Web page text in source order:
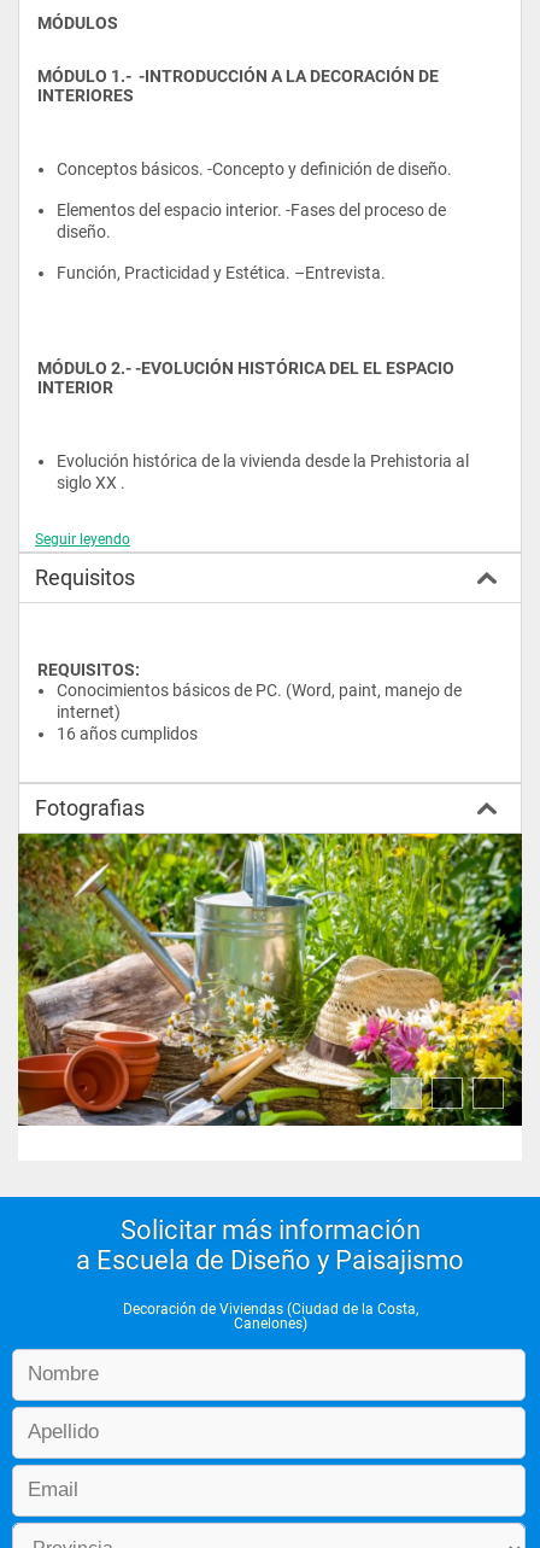
MÓDULOS
MÓDULO 1.-  -INTRODUCCIÓN A LA DECORACIÓN DE
INTERIORES
Conceptos básicos. -Concepto y definición de diseño.
Elementos del espacio interior. -Fases del proceso de
diseño.
Función, Practicidad y Estética. –Entrevista.
MÓDULO 2.- -EVOLUCIÓN HISTÓRICA DEL EL ESPACIO
INTERIOR
Evolución histórica de la vivienda desde la Prehistoria al
siglo XX .
MÓDULO 3.-  -ESTUDIO DE LA FORMA
Características y clasificación
MÓDULO 4.-  -MOVIMIENTO.-
Similitud y diferencia. -Fondo y figura.
Movimiento óptico, real y perceptual.
Arte cinético,  Op art.
MÓDULO 5.-   -EL COLOR.–
Teoría del Color. -El color en el Arte.
MÓDULO 6.-  -LA TEXTURA.-
Definición. -Tipos de texturas.
Elaboración de texturas táctiles y visuales
MÓDULO 7.-  -MATERIALES.-
Seguir leyendo
Requisitos
REQUISITOS:
Conocimientos básicos de PC. (Word, paint, manejo de
internet)
16 años cumplidos
Fotografias
Solicitar más información
a Escuela de Diseño y Paisajismo
Decoración de Viviendas (Ciudad de la Costa,
Canelones)